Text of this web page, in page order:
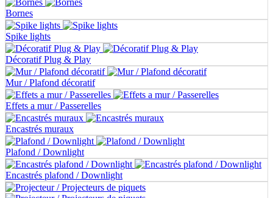
Bornes
Spike lights
Décoratif Plug & Play
Mur / Plafond décoratif
Effets a mur / Passerelles
Encastrés muraux
Plafond / Downlight
Encastrés plafond / Downlight